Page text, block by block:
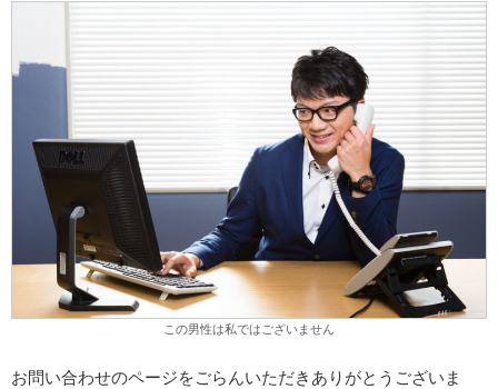
この男性は私ではございません
お問い合わせのページをごらんいただきありがとうございま